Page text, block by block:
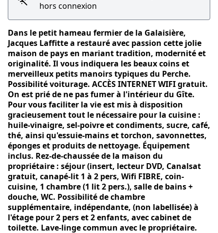
hors connexion
Dans le petit hameau fermier de la Galaisière,
Jacques Laffitte a restauré avec passion cette jolie
maison de pays en mariant tradition, modernité et
originalité. Il vous indiquera les beaux coins et
merveilleux petits manoirs typiques du Perche.
Possibilité voiturage. ACCÈS INTERNET WIFI gratuit.
On est prié de ne pas fumer à l'intérieur du Gîte.
Pour vous faciliter la vie est mis à disposition
gracieusement tout le nécessaire pour la cuisine :
huile-vinaigre, sel-poivre et condiments, sucre, café,
thé, ainsi qu'essuie-mains et torchon, savonnettes,
éponges et produits de nettoyage. Équipement
inclus. Rez-de-chaussée de la maison du
propriétaire : séjour (insert, lecteur DVD, Canalsat
gratuit, canapé-lit 1 à 2 pers, Wifi FIBRE, coin-
cuisine, 1 chambre (1 lit 2 pers.), salle de bains +
douche, WC. Possibilité de chambre
supplémentaire, indépendante, (non labellisée) à
l'étage pour 2 pers et 2 enfants, avec cabinet de
toilette. Lave-linge commun avec le propriétaire.